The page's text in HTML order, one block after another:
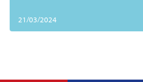
21/03/2024